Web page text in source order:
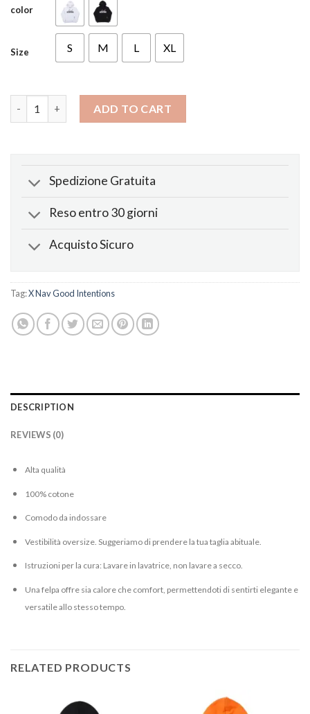
color
Size S M L XL
ADD TO CART
Spedizione Gratuita
Reso entro 30 giorni
Acquisto Sicuro
Tag:X Nav Good Intentions
DESCRIPTION
REVIEWS (0)
Alta qualità
100% cotone
Comodo da indossare
Vestibilità oversize. Suggeriamo di prendere la tua taglia abituale.
Istruzioni per la cura: Lavare in lavatrice, non lavare a secco.
Una felpa offre sia calore che comfort, permettendoti di sentirti elegante e
versatile allo stesso tempo.
RELATED PRODUCTS